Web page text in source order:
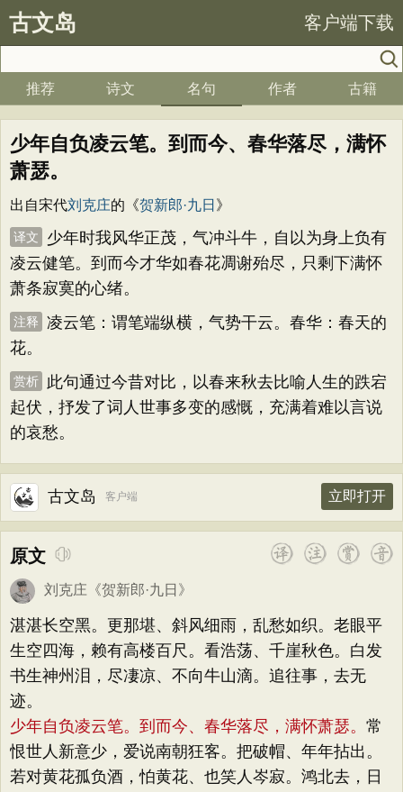
古文岛 客户端下载
推荐 诗文 名句 作者 古籍
少年自负凌云笔。到而今、春华落尽，满怀
萧瑟。
出自宋代刘克庄的《贺新郎·九日 》
译文
少年时我风华正茂，气冲斗牛，自以为身上负有
凌云健笔。到而今才华如春花凋谢殆尽，只剩下满怀
萧条寂寞的心绪。
注释
凌云笔：谓笔端纵横，气势干云。春华：春天的
花。
赏析
此句通过今昔对比，以春来秋去比喻人生的跌宕
起伏，抒发了词人世事多变的感慨，充满着难以言说
的哀愁。
古文岛 客户端 立即打开
原文
刘克庄 《贺新郎·九日 》
湛湛长空黑。更那堪、斜风细雨，乱愁如织。老眼平
生空四海，赖有高楼百尺。看浩荡、千崖秋色。白发
书生神州泪，尽凄凉、不向牛山滴。追往事，去无
迹。
少年自负凌云笔。到而今、春华落尽，满怀萧瑟。 常
恨世人新意少，爱说南朝狂客。把破帽、年年拈出。
若对黄花孤负酒，怕黄花、也笑人岑寂。鸿北去，日